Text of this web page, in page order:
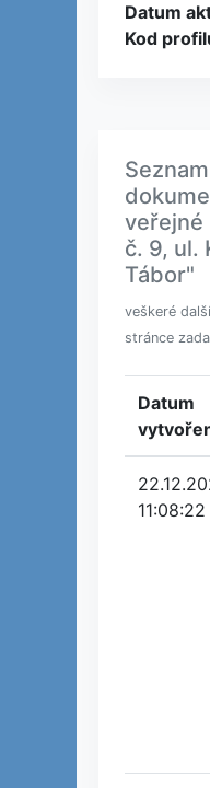
Datum
Kod
veřejné
č. 9, ul.
Tábor"
veškeré
stránce
Datum
11:08:22